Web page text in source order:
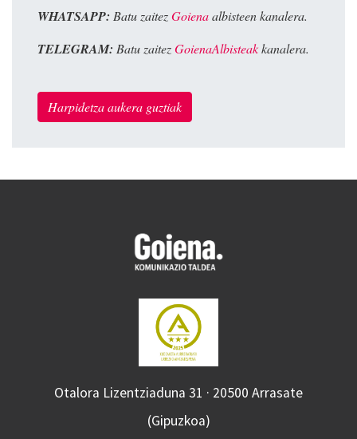
WHATSAPP: Batu zaitezGoienaalbisteen kanalera.
TELEGRAM: Batu zaitezGoienaAlbisteakkanalera.
Harpidetza aukera guztiak
Otalora Lizentziaduna 31 · 20500 Arrasate
(Gipuzkoa)